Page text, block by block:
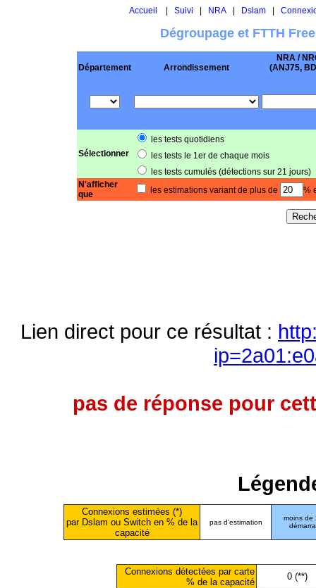
Accueil Suivi NRA| Dslam|
Dégroupage et FTTH
Département Arrondissement
NRA /
(ANJ75,
Sélectionner
les tests quotidiens
les tests le 1er de chaque mois
les tests cumulés (détections sur 21 jours)
N'afficher
que
les estimations variant de plus de %
Lien direct pour ce résultat :
pas de réponse pour
Connexions estimées (*)
par Dslam ou Switch en % de la
capacité
pas d'estimation
moins de
Connexions détectées par carte
% de la capacité
0 (**)